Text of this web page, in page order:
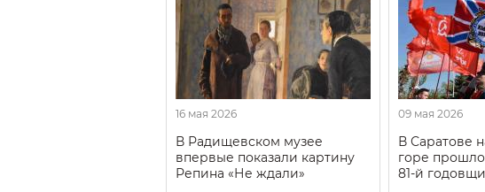
16 мая 2026
В Радищевском музее
впервые показали картину
Репина «Не ждали»
09 мая 2026
В Саратове
горе
81-й